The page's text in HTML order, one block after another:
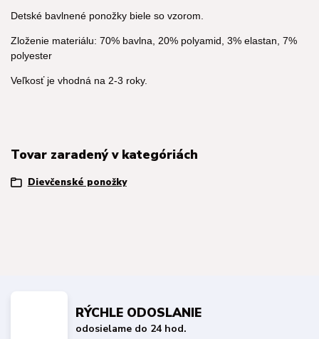
Detské bavlnené ponožky biele so vzorom.
Zloženie materiálu: 70% bavlna, 20% polyamid, 3% elastan, 7%
polyester
Veľkosť je vhodná na 2-3 roky.
Tovar zaradený v kategóriách
Dievčenské ponožky
RÝCHLE ODOSLANIE
odosielame do 24 hod.